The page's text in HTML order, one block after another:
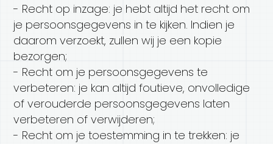
- Recht op inzage: je hebt altijd het recht om
je persoonsgegevens in te kijken. Indien je
daarom verzoekt, zullen wij je een kopie
bezorgen;
- Recht om je persoonsgegevens te
verbeteren: je kan altijd foutieve, onvolledige
of verouderde persoonsgegevens laten
verbeteren of verwijderen;
- Recht om je toestemming in te trekken: je